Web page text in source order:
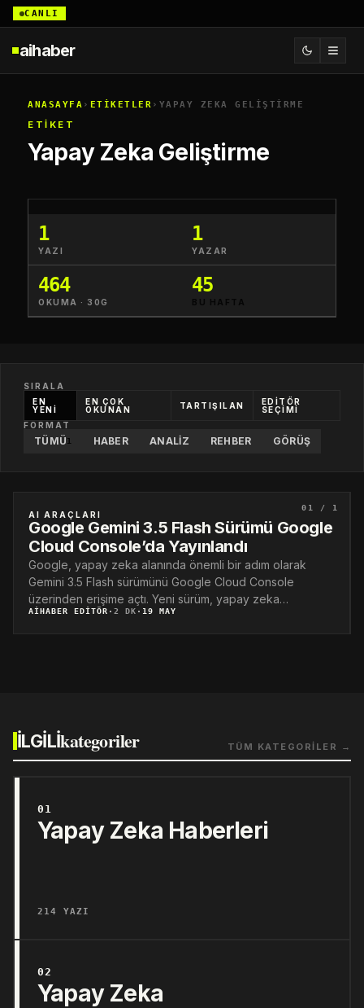
CANLI
aihaber
ANASAYFA › ETİKETLER › YAPAY ZEKA GELIŞTIRME
ETİKET
Yapay Zeka Geliştirme
1
YAZI
1
YAZAR
464
OKUMA · 30G
45
BU HAFTA
SIRALA
EN
YENİ
EN ÇOK
OKUNAN
TARTIŞILAN
EDİTÖR
SEÇİMİ
FORMAT
TÜMÜ1 HABER ANALIZ REHBER GÖRÜŞ
01 / 1
AI ARAÇLARI
Google Gemini 3.5 Flash Sürümü Google
Cloud Console’da Yayınlandı
Google, yapay zeka alanında önemli bir adım olarak
Gemini 3.5 Flash sürümünü Google Cloud Console
üzerinden erişime açtı. Yeni sürüm, yapay zeka…
AIHABER EDITÖR · 2 DK · 19 MAY
İLGİLİkategoriler TÜM KATEGORİLER →
01
Yapay Zeka Haberleri
214 YAZI
02
Yapay Zeka